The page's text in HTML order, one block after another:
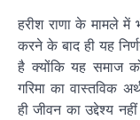
हरीश राणा के मामले
करने के बाद ही यह
है क्योंकि यह समाज
गरिमा का वास्तविक
ही जीवन का उद्देश्य